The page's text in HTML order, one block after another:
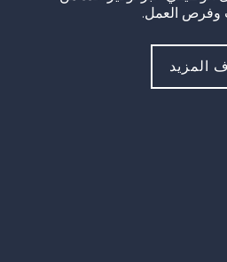
وفرص العمل.
المزيد